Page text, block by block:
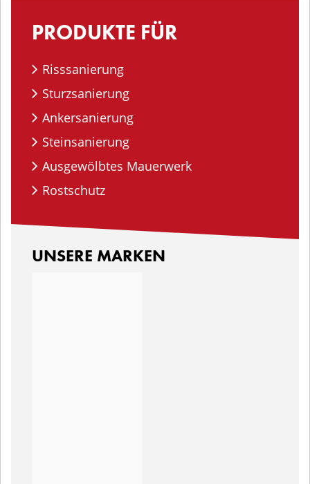
PRODUKTE FÜR
Risssanierung
Sturzsanierung
Ankersanierung
Steinsanierung
Ausgewölbtes Mauerwerk
Rostschutz
UNSERE MARKEN